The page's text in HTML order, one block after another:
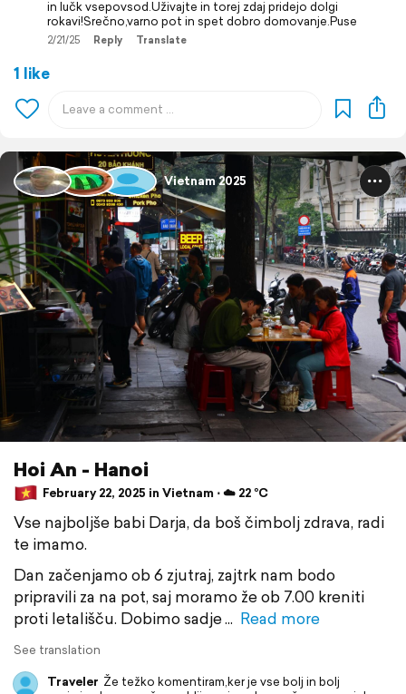
in lučk vsepovsod.Uživajte in torej zdaj pridejo dolgi
rokavi!Srečno,varno pot in spet dobro domovanje.Puse
2/21/25 Reply Translate
1 like
Vietnam 2025
Hoi An - Hanoi
February 22, 2025 in Vietnam ⋅ ☁️ 22 °C
Vse najboljše babi Darja, da boš čimbolj zdrava, radi
te imamo.
Dan začenjamo ob 6 zjutraj, zajtrk nam bodo
pripravili za na pot, saj moramo že ob 7.00 kreniti
proti letališču. Dobimo sadje
Read more
See translation
Traveler Že težko komentiram,ker je vse bolj in bolj